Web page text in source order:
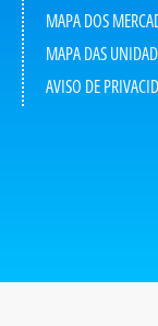
MAPA DOS
MAPA DAS
AVISO DE